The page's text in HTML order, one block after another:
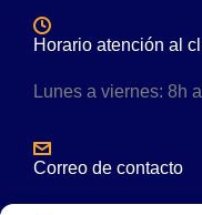
Horario atención al
Lunes a viernes: 8h
Correo de contacto